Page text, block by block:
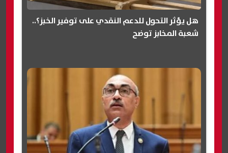
هل يؤثر التحول للدعم النقدي على توفير الخبز؟..
شعبة المخابز توضح